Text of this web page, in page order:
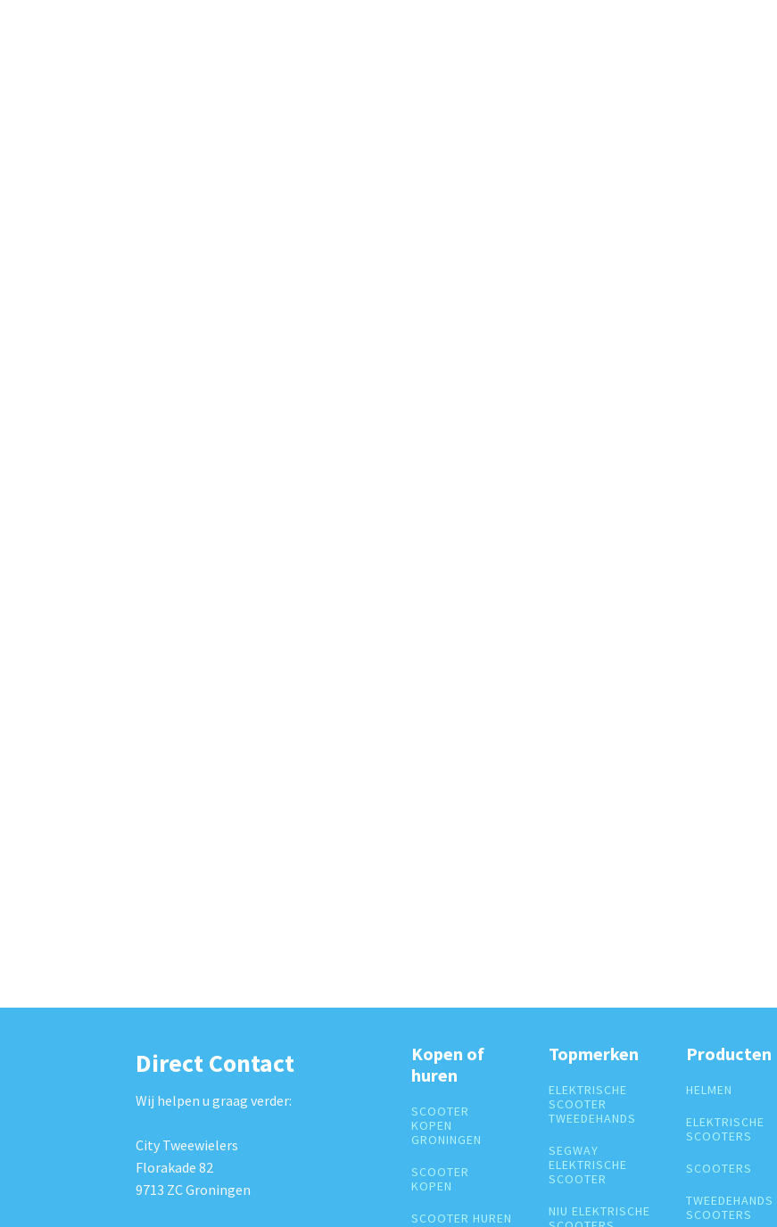
Direct Contact
Wij helpen u graag verder:
City Tweewielers
Florakade 82
9713 ZC Groningen
Kopen of
huren
SCOOTER
KOPEN
GRONINGEN
SCOOTER
KOPEN
SCOOTER HUREN
Topmerken
ELEKTRISCHE
SCOOTER
TWEEDEHANDS
SEGWAY
ELEKTRISCHE
SCOOTER
NIU ELEKTRISCHE
Producten
HELMEN
ELEKTRISCHE
SCOOTERS
SCOOTERS
TWEEDEHANDS
SCOOTERS